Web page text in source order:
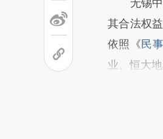
无锡中
其合法权
依照《民
业、恒大